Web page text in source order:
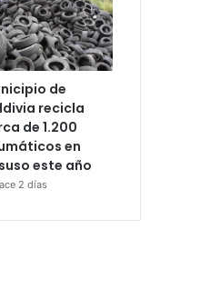
de
recicla
de 1.200
en
este año
2 días